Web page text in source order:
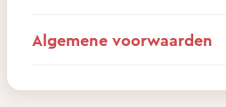
Algemene voorwaarden